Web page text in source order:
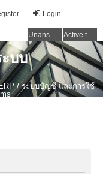
Login
Unanswered topics Active topics
บบ
/ ระบบบัญชี และการใช้